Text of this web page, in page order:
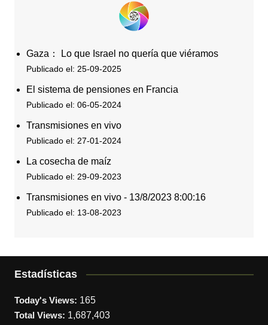
Gaza： Lo que Israel no quería que viéramos
Publicado el: 25-09-2025
El sistema de pensiones en Francia
Publicado el: 06-05-2024
Transmisiones en vivo
Publicado el: 27-01-2024
La cosecha de maíz
Publicado el: 29-09-2023
Transmisiones en vivo - 13/8/2023 8:00:16
Publicado el: 13-08-2023
Estadísticas
Today's Views: 165
Total Views: 1,687,403